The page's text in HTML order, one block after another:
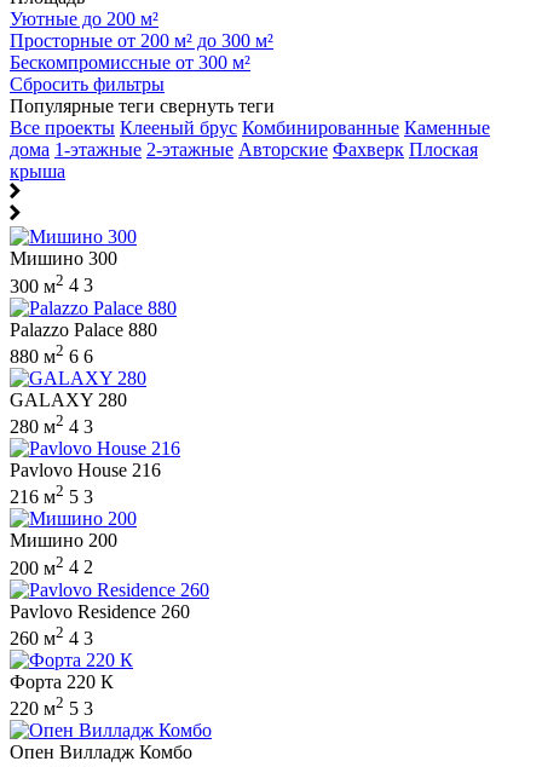
Уютные до 200 м²
Просторные от 200 м² до 300 м²
Бескомпромиссные от 300 м²
Сбросить фильтры
Популярные теги свернуть теги
Все проекты Клееный брус Комбинированные Каменные
дома 1-этажные 2-этажные Авторские Фахверк Плоская
крыша
Мишино 300
300 м2 4 3
Palazzo Palace 880
880 м2 6 6
GALAXY 280
280 м2 4 3
Pavlovo House 216
216 м2 5 3
Мишино 200
200 м2 4 2
Pavlovo Residence 260
260 м2 4 3
Форта 220 К
220 м2 5 3
Опен Вилладж Комбо